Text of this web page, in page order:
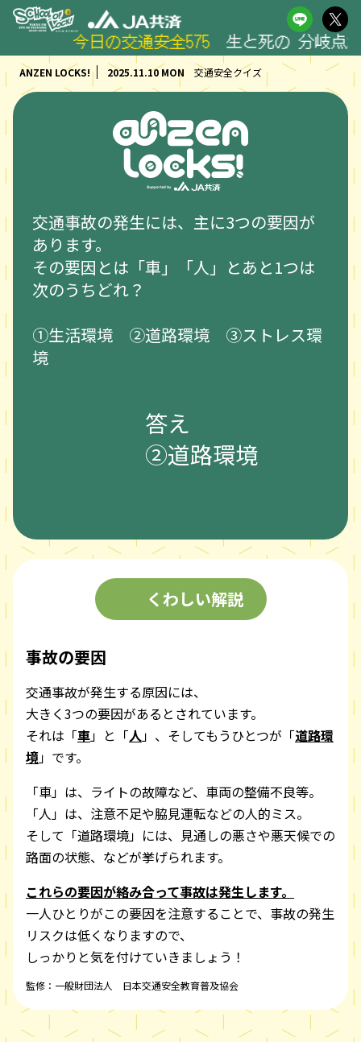
今日の交通安全575 生と死の 分岐点
ANZEN LOCKS! 2025.11.10 MON 交通安全クイズ
交通事故の発生には、主に3つの要因が
あります。
その要因とは「車」「人」とあと1つは
次のうちどれ？
①生活環境 ②道路環境 ③ストレス環
境
答え
②道路環境
くわしい解説
事故の要因
交通事故が発生する原因には、
大きく3つの要因があるとされています。
それは「車」と「人」、そしてもうひとつが「道路環
境」です。
「車」は、ライトの故障など、車両の整備不良等。
「人」は、注意不足や脇見運転などの人的ミス。
そして「道路環境」には、見通しの悪さや悪天候での
路面の状態、などが挙げられます。
これらの要因が絡み合って事故は発生します。
一人ひとりがこの要因を注意することで、事故の発生
リスクは低くなりますので、
しっかりと気を付けていきましょう！
監修：一般財団法人 日本交通安全教育普及協会